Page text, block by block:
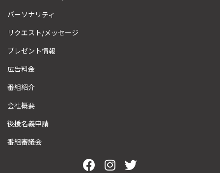
パーソナリティ
リクエスト/メッセージ
プレゼント情報
広告料金
番組紹介
会社概要
後援名義申請
番組審議会